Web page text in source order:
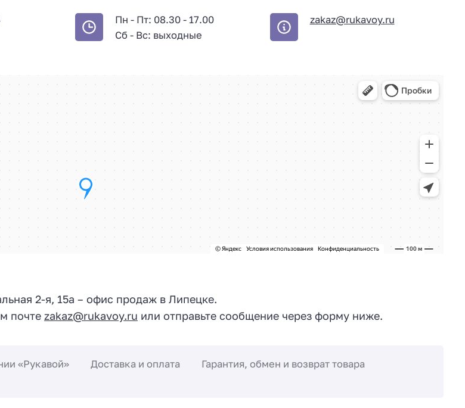
Пн - Пт: 08.30 - 17.00
Сб - Вс: выходные
zakaz@rukavoy.ru
2-я, 15а – офис продаж в Липецке.
почте zakaz@rukavoy.ru или отправьте сообщение через форму ниже.
«Рукавой» Доставка и оплата
Гарантия, обмен и возврат товара